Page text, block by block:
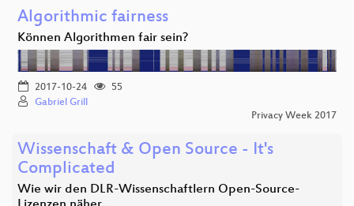
Algorithmic fairness
Können Algorithmen fair sein?
2017-10-24
55
Gabriel Grill
Privacy Week 2017
Wissenschaft & Open Source - It's
Complicated
Wie wir den DLR-Wissenschaftlern Open-Source-